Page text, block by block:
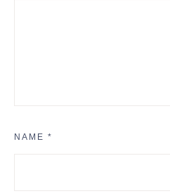
NAME *